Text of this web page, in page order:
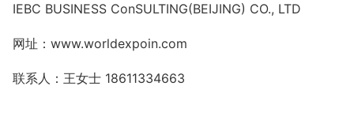
IEBC BUSINESS ConSULTING(BEIJING) CO., LTD
网址 ： www.worldexpoin.com
联系人：王女士 18611334663